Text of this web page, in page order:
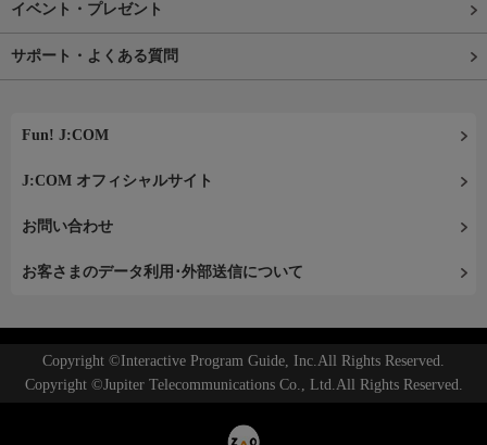
イベント・プレゼント
サポート・よくある質問
Fun! J:COM
J:COM オフィシャルサイト
お問い合わせ
お客さまのデータ利用･外部送信について
Copyright ©Interactive Program Guide, Inc.All Rights Reserved.
Copyright ©Jupiter Telecommunications Co., Ltd.All Rights Reserved.